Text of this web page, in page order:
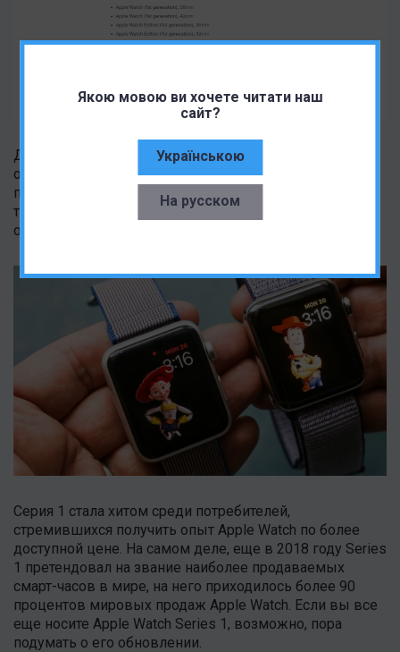
Якою мовою ви хочете читати наш
сайт?
Українською
На русском
До середины 2020 года Series 1 и 2 получали
обновления, а последней совместимой версией
программного обеспечения была watchOS 6. После
того, как эти модели достигнут статуса устаревших,
официальный ремонт от Apple будет невозможен.
Серия 1 стала хитом среди потребителей,
стремившихся получить опыт Apple Watch по более
доступной цене. На самом деле, еще в 2018 году Series
1 претендовал на звание наиболее продаваемых
смарт-часов в мире, на него приходилось более 90
процентов мировых продаж Apple Watch. Если вы все
еще носите Apple Watch Series 1, возможно, пора
подумать о его обновлении.